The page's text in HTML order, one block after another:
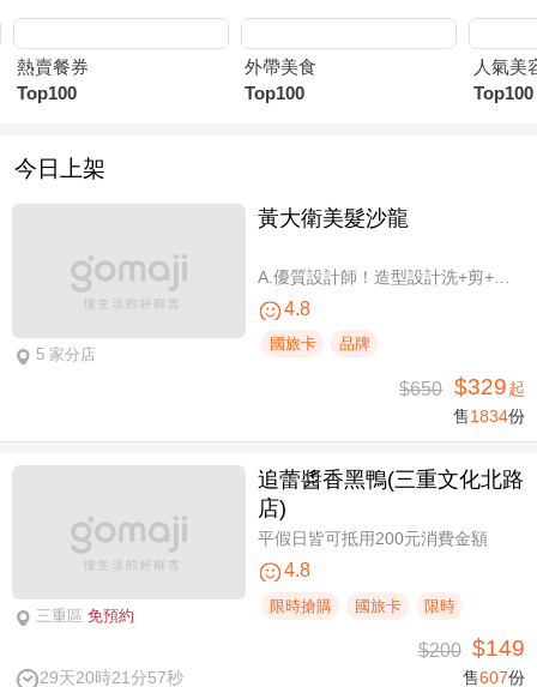
熱賣餐券
Top100
外帶美食
Top100
人氣美
Top100
今日上架
5 家分店
黃大衛美髮沙龍
4.8
國旅卡 品牌
$650 $329起
售1834份
三重區 免預約
追蕾醬香黑鴨(三重文化北路
店)
平假日皆可抵用200元消費金額
4.8
限時搶購 國旅卡 限時
29天20時21分57秒
$200 $149
售607份